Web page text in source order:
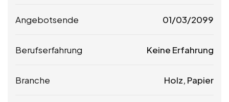
Angebotsende 01/03/2099
Berufserfahrung Keine Erfahrung
Branche Holz, Papier